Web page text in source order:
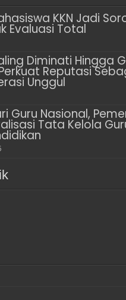
KKN Jadi
Evaluasi Total
Diminati Hingga
Reputasi
Unggul
Guru Nasional,
Tata Kelola